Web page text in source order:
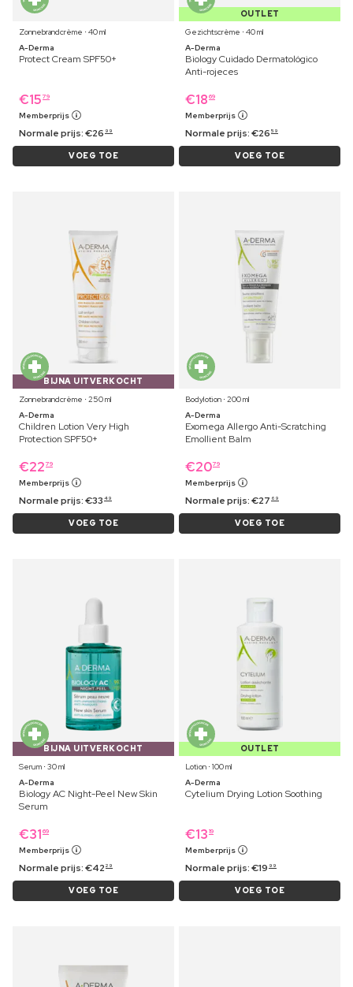
Zonnebrandcrème ⋅ 40 ml
A-Derma
Protect Cream SPF50+
€15 79
Memberprijs
Normale prijs:€26 99
VOEG TOE
OUTLET
Gezichtscrème ⋅ 40 ml
A-Derma
Biology Cuidado Dermatológico
Anti-rojeces
€18 69
Memberprijs
Normale prijs:€26 59
VOEG TOE
BIJNA UITVERKOCHT
Zonnebrandcrème ⋅ 250 ml
A-Derma
Children Lotion Very High
Protection SPF50+
€22 79
Memberprijs
Normale prijs:€33 49
VOEG TOE
Bodylotion ⋅ 200 ml
A-Derma
Exomega Allergo Anti-Scratching
Emollient Balm
€2079
Memberprijs
Normale prijs:€27 69
VOEG TOE
BIJNA UITVERKOCHT
Serum ⋅ 30 ml
A-Derma
Biology AC Night-Peel New Skin
Serum
€31 69
Memberprijs
Normale prijs:€42 29
VOEG TOE
OUTLET
Lotion ⋅ 100 ml
A-Derma
Cytelium Drying Lotion Soothing
€13 19
Memberprijs
Normale prijs:€19 99
VOEG TOE